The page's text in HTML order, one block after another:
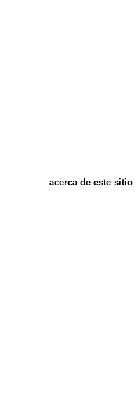
acerca de este sitio